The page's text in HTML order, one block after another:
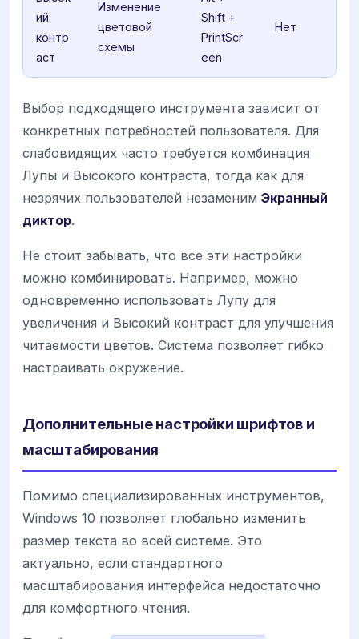
ий
контр
аст
Изменение
цветовой
схемы
Shift +
PrintScr
een
Нет
Выбор подходящего инструмента зависит от
конкретных потребностей пользователя. Для
слабовидящих часто требуется комбинация
Лупы и Высокого контраста, тогда как для
незрячих пользователей незаменим Экранный
диктор.
Не стоит забывать, что все эти настройки
можно комбинировать. Например, можно
одновременно использовать Лупу для
увеличения и Высокий контраст для улучшения
читаемости цветов. Система позволяет гибко
настраивать окружение.
Дополнительные настройки шрифтов и
масштабирования
Помимо специализированных инструментов,
Windows 10 позволяет глобально изменить
размер текста во всей системе. Это
актуально, если стандартного
масштабирования интерфейса недостаточно
для комфортного чтения.